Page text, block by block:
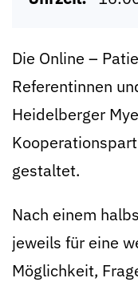
Die Online –
Referentinnen
Heidelberger
gestaltet.
Nach einem
jeweils für eine
Möglichkeit,